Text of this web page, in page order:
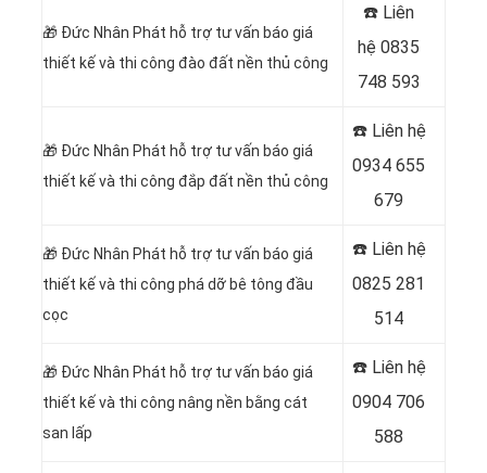
🎁 Đức Nhân Phát hỗ trợ tư vấn báo giá
thiết kế và thi công đào đất nền thủ công
☎️ Liên
hệ 0835
748 593
🎁 Đức Nhân Phát hỗ trợ tư vấn báo giá
thiết kế và thi công đắp đất nền thủ công
☎️ Liên hệ
0934 655
679
🎁 Đức Nhân Phát hỗ trợ tư vấn báo giá
thiết kế và thi công phá dỡ bê tông đầu
cọc
☎️ Liên hệ
0825 281
514
🎁 Đức Nhân Phát hỗ trợ tư vấn báo giá
thiết kế và thi công nâng nền bằng cát
san lấp
☎️ Liên hệ
0904 706
588